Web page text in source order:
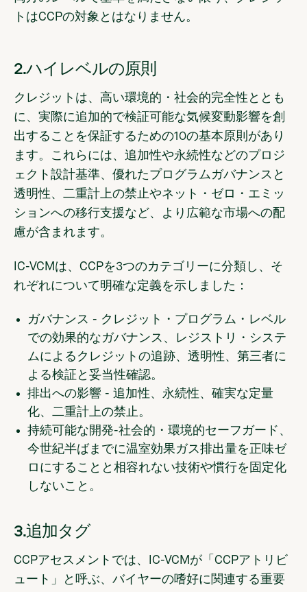
トはCCPの対象とはなりません。
‍2.ハイレベルの原則
クレジットは、高い環境的・社会的完全性ととも
に、実際に追加的で検証可能な気候変動影響を創
出することを保証するための10の基本原則があり
ます。これらには、追加性や永続性などのプロジ
ェクト設計基準、優れたプログラムガバナンスと
透明性、二重計上の禁止やネット・ゼロ・エミッ
ションへの移行支援など、より広範な市場への配
慮が含まれます。
IC-VCMは、CCPを3つのカテゴリーに分類し、そ
れぞれについて明確な定義を示しました：
ガバナンス - クレジット・プログラム・レベル
での効果的なガバナンス、レジストリ・システ
ムによるクレジットの追跡、透明性、第三者に
よる検証と妥当性確認。
排出への影響 - 追加性、永続性、確実な定量
化、二重計上の禁止。
持続可能な開発-社会的・環境的セーフガード、
今世紀半ばまでに温室効果ガス排出量を正味ゼ
ロにすることと相容れない技術や慣行を固定化
しないこと。
3.追加タグ
CCPアセスメントでは、IC-VCMが「CCPアトリビ
ュート」と呼ぶ、バイヤーの嗜好に関連する重要